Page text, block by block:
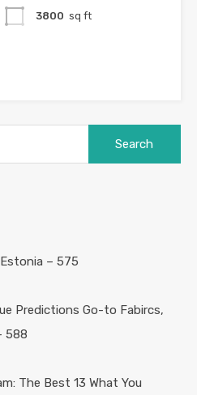
3800 sq ft
– 575
Predictions Go-to Fabircs,
588
The Best 13 What You